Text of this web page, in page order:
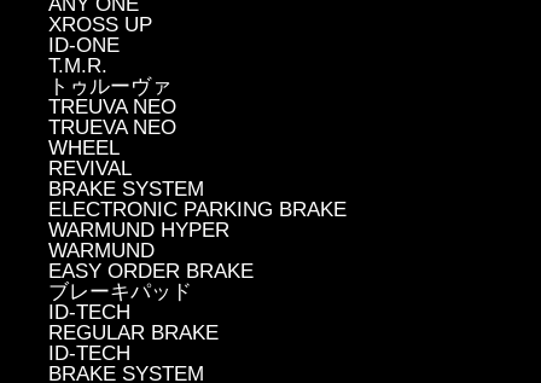
XROSS UP
ID-ONE
T.M.R.
トゥルーヴァ
TREUVA NEO
TRUEVA NEO
WHEEL
REVIVAL
BRAKE SYSTEM
ELECTRONIC PARKING BRAKE
WARMUND HYPER
WARMUND
EASY ORDER BRAKE
ブレーキパッド
ID-TECH
REGULAR BRAKE
ID-TECH
BRAKE SYSTEM